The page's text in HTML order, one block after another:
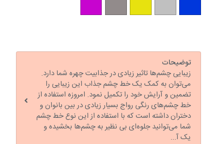
توضیحات
زیبایی چشم‌ها تاثیر زیادی در جذابیت چهره شما دارد.
می‌توان به کمک یک خط چشم جذاب این زیبایی را
تضمین و آرایش خود را تکمیل نمود. امروزه استفاده از
خط چشم‌های رنگی رواج بسیار زیادی در بین بانوان و
دختران داشته است که با استفاده از این نوع خط چشم
شما می‌توانید جلوه‌ای بی نظیر به چشم‌ها بخشیده و
یک آ...